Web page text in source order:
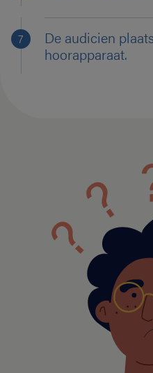
De audicien
hoorapparaat.